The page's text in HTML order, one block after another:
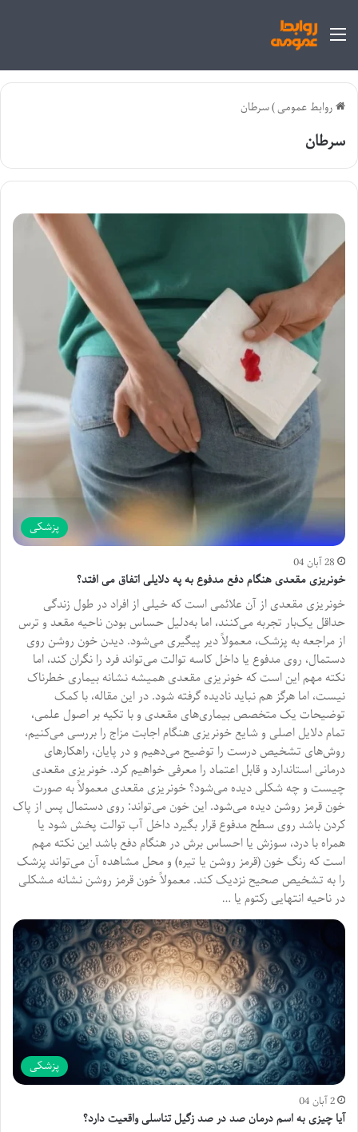
منو
روابط عمومی)سرطان
سرطان
پزشکی
28 آبان 04
خونریزی مقعدی هنگام دفع مدفوع به په دلایلی اتفاق می افتد؟
خونریزی مقعدی از آن علائمی است که خیلی از افراد در طول زندگی
حداقل یک‌بار تجربه می‌کنند، اما به‌دلیل حساس بودن ناحیه مقعد و ترس
از مراجعه به پزشک، معمولاً دیر پیگیری می‌شود. دیدن خون روشن روی
دستمال، روی مدفوع یا داخل کاسه توالت می‌تواند فرد را نگران کند، اما
نکته مهم این است که خونریزی مقعدی همیشه نشانه بیماری خطرناک
نیست، اما هرگز هم نباید نادیده گرفته شود. در این مقاله، با کمک
توضیحات یک متخصص بیماری‌های مقعدی و با تکیه بر اصول علمی،
تمام دلایل اصلی و شایع خونریزی هنگام اجابت مزاج را بررسی می‌کنیم،
روش‌های تشخیص درست را توضیح می‌دهیم و در پایان، راهکارهای
درمانی استاندارد و قابل اعتماد را معرفی خواهیم کرد. خونریزی مقعدی
چیست و چه شکلی دیده می‌شود؟ خونریزی مقعدی معمولاً به صورت
خون قرمز روشن دیده می‌شود. این خون می‌تواند: روی دستمال پس از پاک
کردن باشد روی سطح مدفوع قرار بگیرد داخل آب توالت پخش شود یا
همراه با درد، سوزش یا احساس برش در هنگام دفع باشد این نکته مهم
است که رنگ خون (قرمز روشن یا تیره) و محل مشاهده آن می‌تواند پزشک
را به تشخیص صحیح نزدیک کند. معمولاً خون قرمز روشن نشانه مشکلی
در ناحیه انتهایی رکتوم یا …
پزشکی
2 آبان 04
آیا چیزی به اسم درمان صد در صد زگیل تناسلی واقعیت دارد؟